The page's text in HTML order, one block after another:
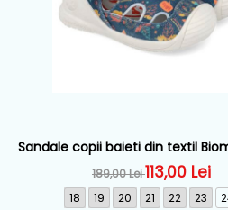
Sandale copii baieti din textil
Albastru - 262184-A556
189,00 Lei113,00 Lei
18 19 20 21 22 23